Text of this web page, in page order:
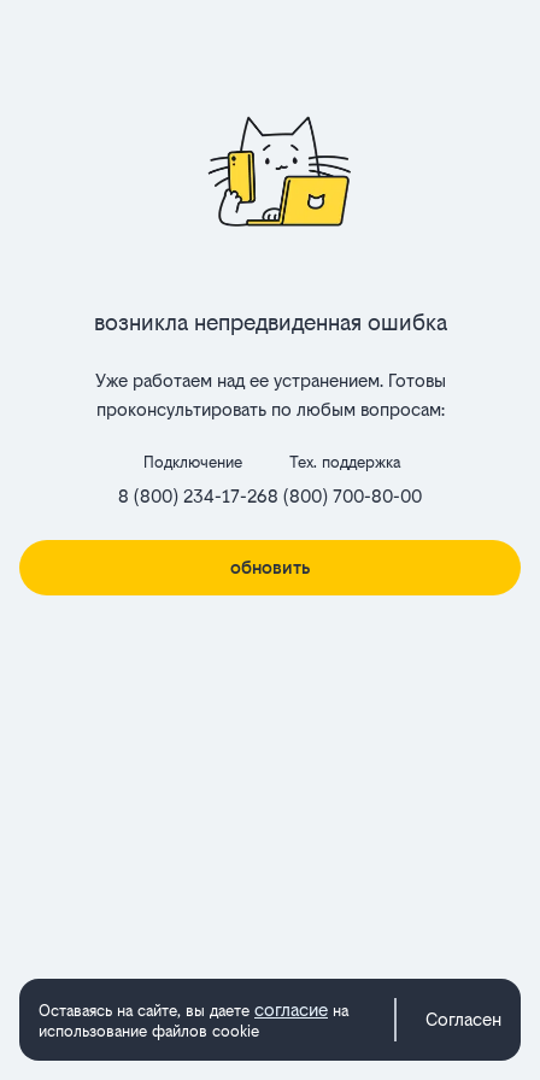
Возникла непредвиденная ошибка
Уже работаем над ее устранением. Готовы
проконсультировать по любым вопросам:
Подключение
8 (800) 234-17-26
Тех. поддержка
8 (800) 700-80-00
обновить
Оставаясь на сайте, вы даете согласие на
использование файлов cookie
Согласен